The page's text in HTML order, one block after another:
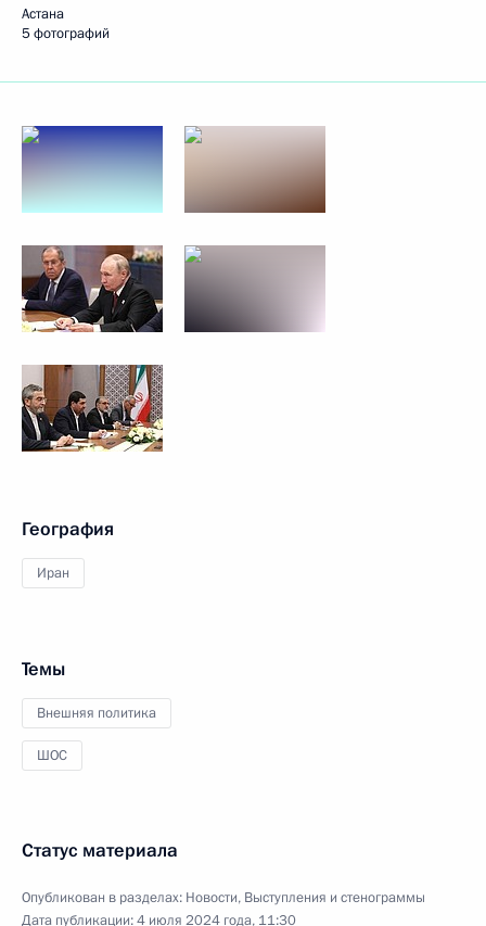
Астана
5 фотографий
География
Иран
Темы
Внешняя политика
ШОС
Статус материала
Опубликован в разделах: Новости, Выступления и стенограммы
Дата публикации:4 июля 2024 года, 11:30